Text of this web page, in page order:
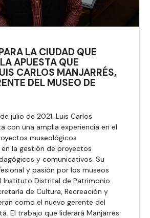
LA CIUDAD QUE
APUESTA QUE
CARLOS MANJARRÉS,
DEL MUSEO DE
julio de 2021. Luis Carlos
con una amplia experiencia en el
museológicos
la gestión de proyectos
y comunicativos. Su
y pasión por los museos
Instituto Distrital de Patrimonio
de Cultura, Recreación y
como el nuevo gerente del
El trabajo que liderará Manjarrés